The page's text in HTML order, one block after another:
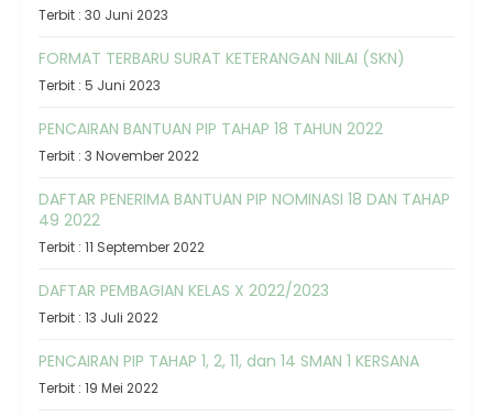
Terbit : 30 Juni 2023
FORMAT TERBARU SURAT KETERANGAN NILAI (SKN)
Terbit : 5 Juni 2023
PENCAIRAN BANTUAN PIP TAHAP 18 TAHUN 2022
Terbit : 3 November 2022
DAFTAR PENERIMA BANTUAN PIP NOMINASI 18 DAN TAHAP
49 2022
Terbit : 11 September 2022
DAFTAR PEMBAGIAN KELAS X 2022/2023
Terbit : 13 Juli 2022
PENCAIRAN PIP TAHAP 1, 2, 11, dan 14 SMAN 1 KERSANA
Terbit : 19 Mei 2022